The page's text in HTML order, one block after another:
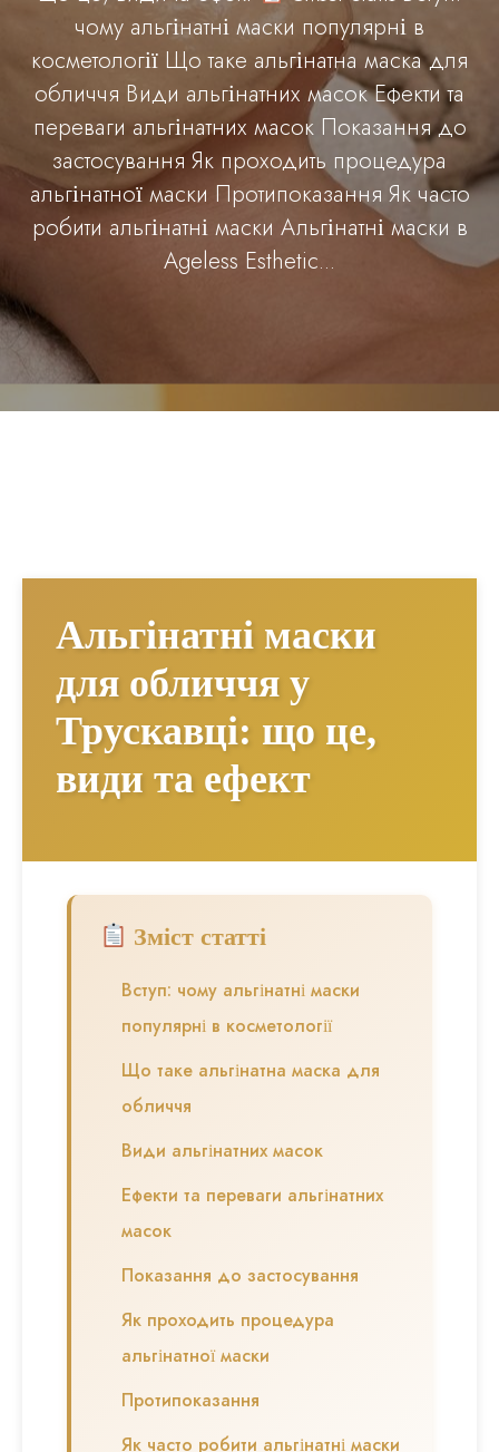
чому альгінатні маски популярні в
косметології Що таке альгінатна маска для
обличчя Види альгінатних масок Ефекти та
переваги альгінатних масок Показання до
застосування Як проходить процедура
альгінатної маски Протипоказання Як часто
робити альгінатні маски Альгінатні маски в
Ageless Esthetic...
Альгінатні маски
для обличчя у
Трускавці: що це,
види та ефект
Зміст статті
Вступ: чому альгінатні маски
популярні в косметології
Що таке альгінатна маска для
обличчя
Види альгінатних масок
Ефекти та переваги альгінатних
масок
Показання до застосування
Як проходить процедура
альгінатної маски
Протипоказання
Як часто робити альгінатні маски